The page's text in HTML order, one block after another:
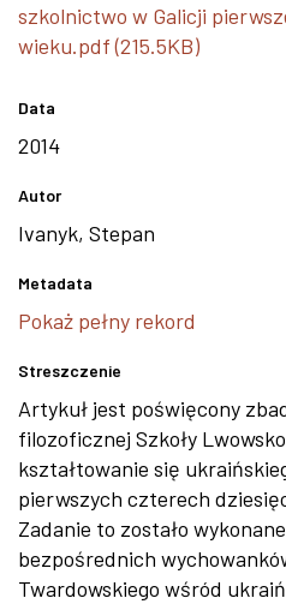
szkolnictwo w Galicji
wieku.pdf (215.5KB)
Data
2014
Autor
Ivanyk, Stepan
Metadata
Pokaż pełny rekord
Streszczenie
Artykuł jest poświęcony
filozoficznej Szkoły
kształtowanie się
pierwszych czterech
Zadanie to zostało
bezpośrednich
Twardowskiego wśród